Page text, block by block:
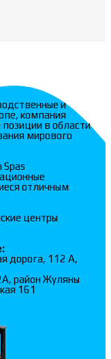
и
компания
в области
мирового
Spas
отличным
центры
дорога, 112 А,
район Жуляны
161